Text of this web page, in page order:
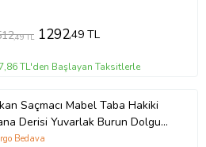
,49 TL 1292,49 TL
TL'den Başlayan Taksitlerle
Saçmacı Mabel Taba Hakiki
Derisi Yuvarlak Burun Dolgu
Günlük Ayakkabı
Bedava